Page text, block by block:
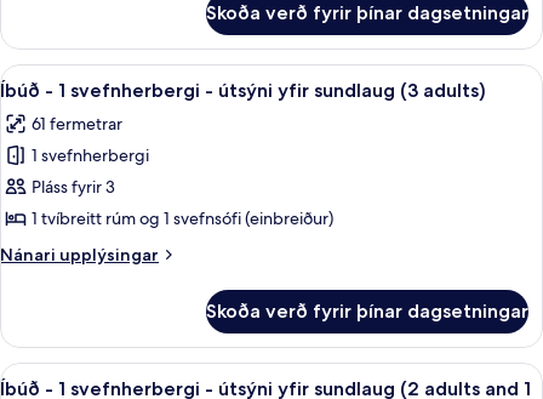
útsýni
yfir
sundlaug
(2
adults)
-
svefnherbergi
útsýni
yfir
sundlaug
(2
adults)
Skoða verð fyrir þínar dagsetningar
Skoða
allar
myndir
fyrir
Íbúð
-
1
svefnherbergi
útsýni
yfir
sundlaug
Ofnæmisprófaður sængurfatnaður,
5
Íbúð - 1 svefnherbergi - útsýni yfir sundlaug (3 adults)
61 fermetrar
1 svefnherbergi
Pláss fyrir 3
1 tvíbreitt rúm og 1 svefnsófi (einbreiður)
Nánari upplýsingar
Nánari
-
svefnherbergi
Skoða verð fyrir þínar dagsetningar
Skoða
Ofnæmisprófaður sængurfatnaður,
5
Íbúð - 1 svefnherbergi - útsýni yfir sundlaug (2 adults and 1